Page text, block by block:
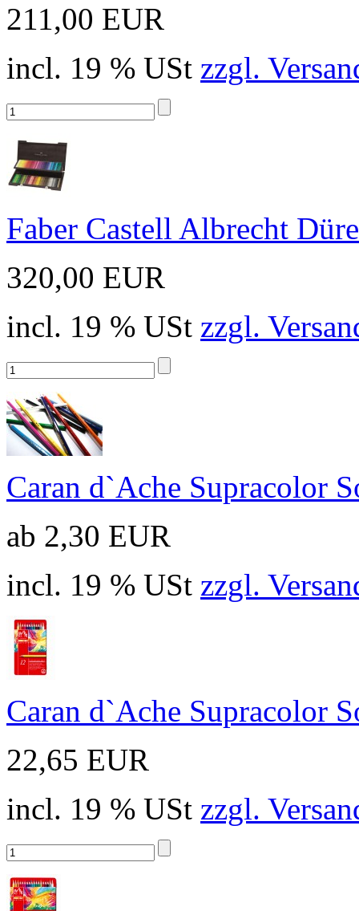
211,00 EUR
incl. 19 % USt zzgl.
Faber Castell Albrecht
320,00 EUR
incl. 19 % USt zzgl.
Caran d`Ache Supracolor
ab 2,30 EUR
incl. 19 % USt zzgl.
Caran d`Ache Supracolor
22,65 EUR
incl. 19 % USt zzgl.